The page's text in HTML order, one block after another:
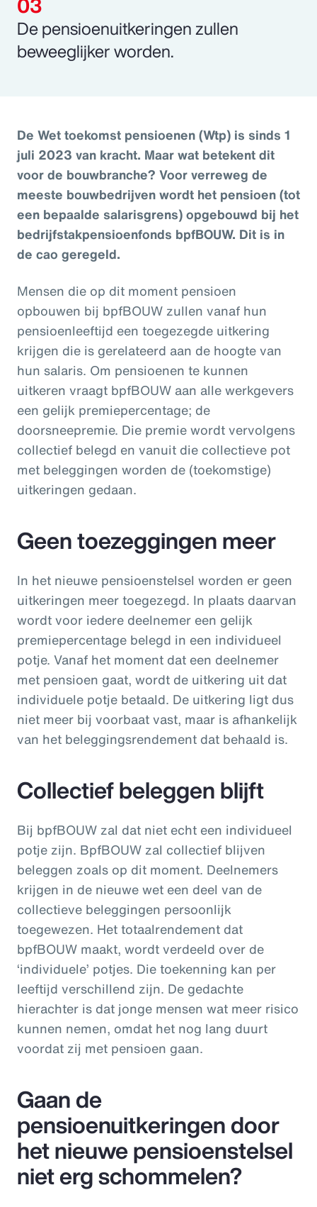
De pensioenuitkeringen zullen
beweeglijker worden.
De Wet toekomst pensioenen (Wtp) is sinds 1
juli 2023 van kracht. Maar wat betekent dit
voor de bouwbranche? Voor verreweg de
meeste bouwbedrijven wordt het pensioen (tot
een bepaalde salarisgrens) opgebouwd bij het
bedrijfstakpensioenfonds bpfBOUW. Dit is in
de cao geregeld.
Mensen die op dit moment pensioen
opbouwen bij bpfBOUW zullen vanaf hun
pensioenleeftijd een toegezegde uitkering
krijgen die is gerelateerd aan de hoogte van
hun salaris. Om pensioenen te kunnen
uitkeren vraagt bpfBOUW aan alle werkgevers
een gelijk premiepercentage; de
doorsneepremie. Die premie wordt vervolgens
collectief belegd en vanuit die collectieve pot
met beleggingen worden de (toekomstige)
uitkeringen gedaan.
Geen toezeggingen meer
In het nieuwe pensioenstelsel worden er geen
uitkeringen meer toegezegd. In plaats daarvan
wordt voor iedere deelnemer een gelijk
premiepercentage belegd in een individueel
potje. Vanaf het moment dat een deelnemer
met pensioen gaat, wordt de uitkering uit dat
individuele potje betaald. De uitkering ligt dus
niet meer bij voorbaat vast, maar is afhankelijk
van het beleggingsrendement dat behaald is.
Collectief beleggen blijft
Bij bpfBOUW zal dat niet echt een individueel
potje zijn. BpfBOUW zal collectief blijven
beleggen zoals op dit moment. Deelnemers
krijgen in de nieuwe wet een deel van de
collectieve beleggingen persoonlijk
toegewezen. Het totaalrendement dat
bpfBOUW maakt, wordt verdeeld over de
‘individuele’ potjes. Die toekenning kan per
leeftijd verschillend zijn. De gedachte
hierachter is dat jonge mensen wat meer risico
kunnen nemen, omdat het nog lang duurt
voordat zij met pensioen gaan.
Gaan de
pensioenuitkeringen door
het nieuwe pensioenstelsel
niet erg schommelen?